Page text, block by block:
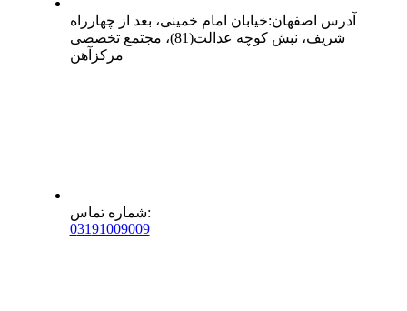
آدرس اصفهان:خیابان امام خمینی، بعد از چهارراه
شریف، نبش کوچه عدالت(81)، مجتمع تخصصی
مرکزآهن
شماره تماس:
03191009009